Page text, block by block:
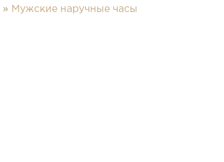
» Мужские наручные часы